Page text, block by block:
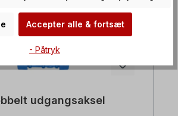
udgangsaksel
Accepter alle & fortsæt
- Påtryk